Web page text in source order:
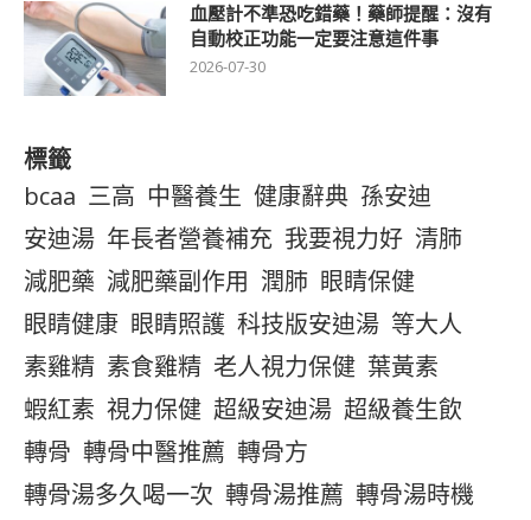
血壓計不準恐吃錯藥！藥師提醒：沒有
自動校正功能一定要注意這件事
2026-07-30
標籤
bcaa 三高 中醫養生 健康辭典 孫安迪
安迪湯 年長者營養補充 我要視力好 清肺
減肥藥 減肥藥副作用 潤肺 眼睛保健
眼睛健康 眼睛照護 科技版安迪湯 等大人
素雞精 素食雞精 老人視力保健 葉黃素
蝦紅素 視力保健 超級安迪湯 超級養生飲
轉骨 轉骨中醫推薦 轉骨方
轉骨湯多久喝一次 轉骨湯推薦 轉骨湯時機